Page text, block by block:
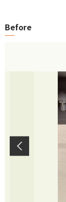
Before